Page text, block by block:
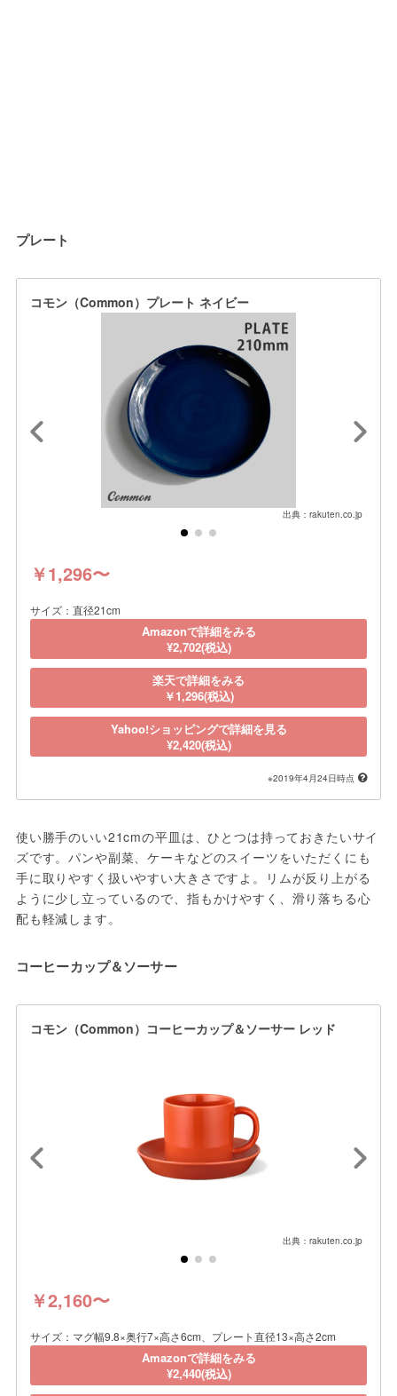
プレート
コモン（Common）プレート ネイビー
出典：rakuten.co.jp
￥1,296〜
サイズ：直径21cm
Amazonで詳細をみる
¥2,702(税込)
楽天で詳細をみる
￥1,296(税込)
Yahoo!ショッピングで詳細を見る
¥2,420(税込)
※2019年4月24日時点
使い勝手のいい21cmの平皿は、ひとつは持っておきたいサイ
ズです。パンや副菜、ケーキなどのスイーツをいただくにも
手に取りやすく扱いやすい大きさですよ。リムが反り上がる
ように少し立っているので、指もかけやすく、滑り落ちる心
配も軽減します。
コーヒーカップ＆ソーサー
コモン（Common）コーヒーカップ＆ソーサー レッド
出典：rakuten.co.jp
￥2,160〜
サイズ：マグ幅9.8×奥行7×高さ6cm、プレート直径13×高さ2cm
Amazonで詳細をみる
¥2,440(税込)